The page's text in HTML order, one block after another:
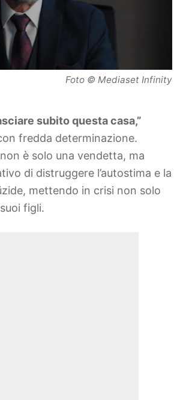
Foto © Mediaset Infinity
subito questa casa,”
fredda determinazione.
è solo una vendetta, ma
di distruggere l’autostima e la
mettendo in crisi non solo
figli.